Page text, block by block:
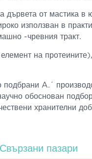
от мастика в
използван в
-чревния тракт.
на
A.΄
обоснован
хранителни
пазари